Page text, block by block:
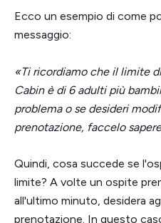
Ecco un esempio di come
messaggio:
«Ti ricordiamo che il limite
Cabin è di 6 adulti più
problema o se desideri
prenotazione, faccelo
Quindi, cosa succede se
limite? A volte un ospite
all'ultimo minuto, desidera
prenotazione. In questo